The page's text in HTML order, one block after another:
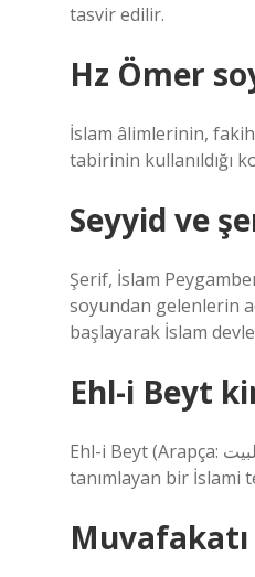
tasvir edilir.
Hz Ömer
İslam âlimlerinin,
tabirinin kullanıldığı
Seyyid ve
Şerif, İslam
soyundan gelenlerin
başlayarak İslam
Ehl-i Beyt
Ehl-i Beyt (Arapça: أهل البيت), “ev halkı” anlamına gelen, İslam peygamberi Hz. Muhammed’in ev halkını
tanımlayan bir İslami